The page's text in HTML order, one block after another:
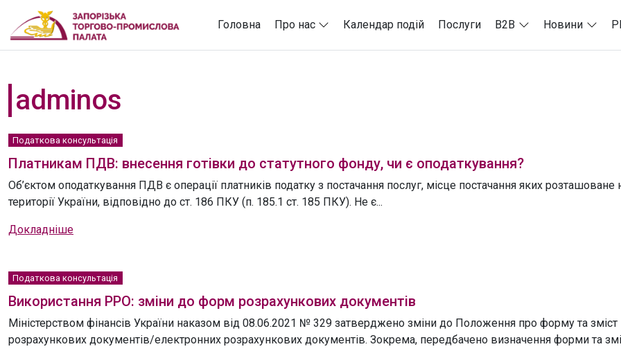
Головна Про нас Календар подій Послуги B2B Новини
adminos
Податкова консультація
Платникам ПДВ: внесення готівки до статутного фонду, чи є оподаткування?
Об’єктом оподаткування ПДВ є операції платників податку з постачання послуг, місце постачання яких розташоване
території України, відповідно до ст. 186 ПКУ (п. 185.1 ст. 185 ПКУ). Не є...
Докладніше
Податкова консультація
Використання РРО: зміни до форм розрахункових документів
Міністерством фінансів України наказом від 08.06.2021 № 329 затверджено зміни до Положення про форму та зміст
розрахункових документів/електронних розрахункових документів. Зокрема, передбачено визначення форми та